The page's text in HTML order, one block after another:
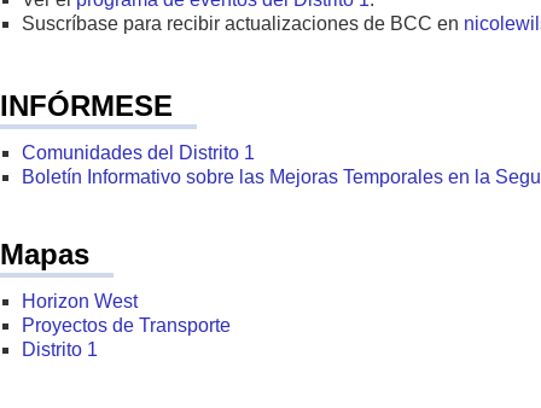
Suscríbase para recibir actualizaciones de BCC en
INFÓRMESE
Comunidades del Distrito 1
Boletín Informativo sobre las Mejoras Temporales en la
Mapas
Horizon West
Proyectos de Transporte
Distrito 1